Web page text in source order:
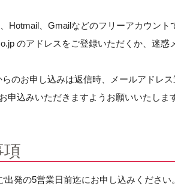
Hotmail、Gmailなどのフリーアカウン
のアドレスをご登録いただくか、迷惑
らのお申し込みは返信時、メールアドレ
申込みいただきますようお願いいたしま
項
出発の5営業日前迄にお申し込みください